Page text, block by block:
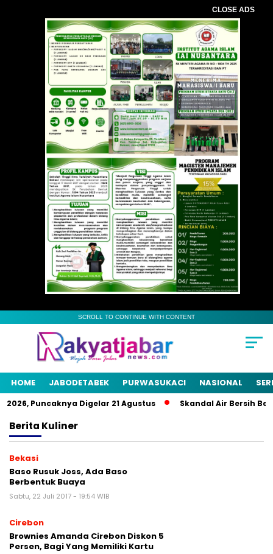
CLOSE ADS
SCROLL TO CONTINUE WITH CONTENT
HOME JABODETABEK PURWASUKACI NASIONAL
Puncaknya Digelar 21 Agustus Skandal Air Bersih
Berita Kuliner
Bekasi
Baso Rusuk Joss, Ada Baso
Berbentuk Buaya
Sabtu, 22 Juli 2017 - 19:54 WIB
Cirebon
Brownies Amanda Cirebon Diskon 5
Persen, Bagi Yang Memiliki Kartu